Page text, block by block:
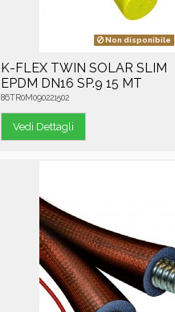
Non disponibile
K-FLEX TWIN SOLAR SLIM
EPDM DN16 SP.9 15 MT
86TR0M090221502
Vedi Dettagli